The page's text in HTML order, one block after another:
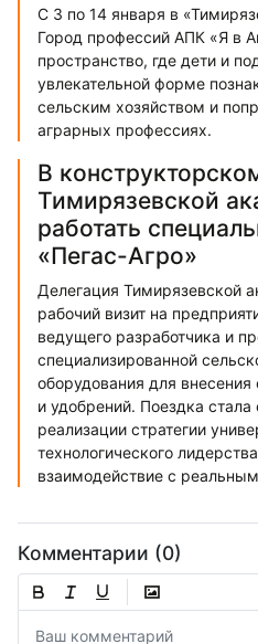
С 3 по 14 января в
Город профессий АПК «Я в
пространство, где дети и
увлекательной форме
сельским хозяйством и
аграрных профессиях.
В
Тимирязевской
работать
«Пегас-Агро»
Делегация Тимирязевской
рабочий визит на
ведущего разработчика и
специализированной
оборудования для
и удобрений. Поездка
реализации стратегии
технологического
взаимодействие с
Комментарии (0)